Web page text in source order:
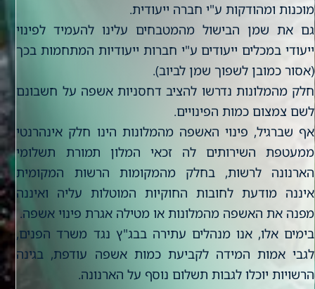
מוכנות ומהודקות ע"י חברה ייעודית.
גם את שמן הבישול מהמטבחים עלינו להעמיד לפינוי
ייעודי במכלים ייעודים ע"י חברות ייעודיות המתחמות בכך
(אסור כמובן לשפוך שמן לביוב).
חלק מהמלונות נדרשו להציב דחסניות אשפה על חשבונם
לשם צמצום כמות הפינויים.
אף שברגיל, פינוי האשפה מהמלונות הינו חלק אינהרנטי
ממעטפת השירותים לה זכאי המלון תמורת תשלומי
הארנונה לרשות, בחלק מהמקומות הרשות המקומית
איננה מודעת לחובות החוקיות המוטלות עליה ואיננה
מפנה את האשפה מהמלונות או מטילה אגרת פינוי אשפה.
בימים אלו, אנו מנהלים עתירה בבג"ץ נגד משרד הפנים,
לגבי אמות המידה לקביעת כמות אשפה עודפת, בגינה
הרשויות יוכלו לגבות תשלום נוסף על הארנונה.